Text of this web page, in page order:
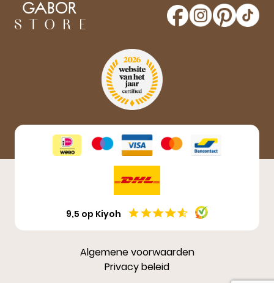
maak kans op een gratis paar Gabor schoenen!
Aanmelden
9,5 op Kiyoh
Algemene voorwaarden
Privacy beleid